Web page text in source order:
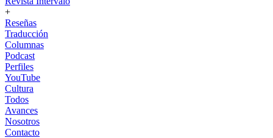
+
Reseñas
Traducción
Columnas
Podcast
Perfiles
YouTube
Cultura
Todos
Avances
Nosotros
Contacto